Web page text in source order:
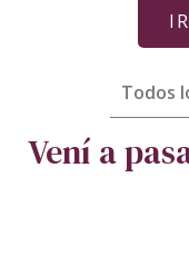
Todos
Vení a